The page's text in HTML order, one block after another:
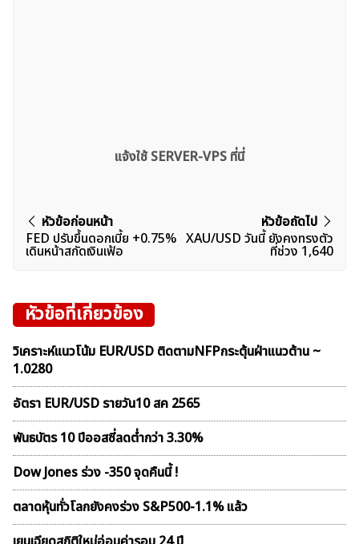
แจ้งใช้ SERVER-VPS ที่นี่
แนะแนว
เรื่อง
หัวข้อก่อนหน้า
FED ปรับขึ้นดอกเบี้ย +0.75%
เดินหน้าสกัดเงินเฟ้อ
หัวข้อถัดไป
XAU/USD วันนี้ ยังคงทรงตัว
ที่ช่วง 1,640
หัวข้อที่เกี่ยวข้อง
วิเคราะห์แนวโน้ม EUR/USD ติดตามNFPกระตุ้นฝ่าแนวต้าน ~
1.0280
อัตรา EUR/USD รายวัน10 สค 2565
พันธบัตร 10 ปีออสซี่ลดต่ำกว่า 3.30%
Dow Jones ร่วง -350 จุดคืนนี้ !
ตลาดหุ้นทั่วโลกยังคงร่วง S&P500-1.1% แล้ว